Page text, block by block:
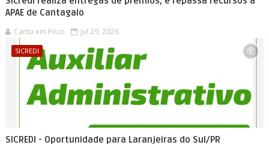
APAE de Cantagalo
Cantu em Foco Jul 29, 2026
SICREDI
SICREDI - Oportunidade para Laranjeiras do Sul/PR